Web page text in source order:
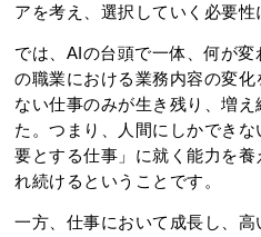
アを考え、選択していく必要性
では、AIの台頭で一体、何が
の職業における業務内容の変
ない仕事のみが生き残り、増
た。つまり、人間にしかでき
要とする仕事」に就く能力を
れ続けるということです。
一方、仕事において成長し、